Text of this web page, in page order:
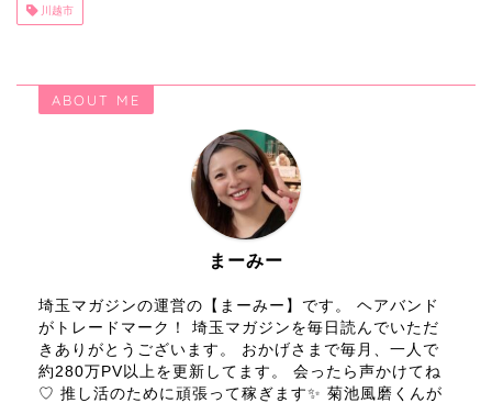
川越市
ABOUT ME
まーみー
埼玉マガジンの運営の【まーみー】です。 ヘアバンド
がトレードマーク！ 埼玉マガジンを毎日読んでいただ
きありがとうございます。 おかげさまで毎月、一人で
約280万PV以上を更新してます。 会ったら声かけてね
♡ 推し活のために頑張って稼ぎます✨ 菊池風磨くんが